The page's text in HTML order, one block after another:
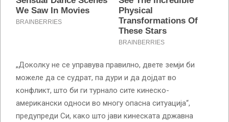
„Доколку не се управува правилно, двете земји би
можеле да се судрат, па дури и да дојдат во
конфликт, што би ги турнало сите кинеско-
американски односи во многу опасна ситуација“,
предупреди Си, како што јави кинеската државна